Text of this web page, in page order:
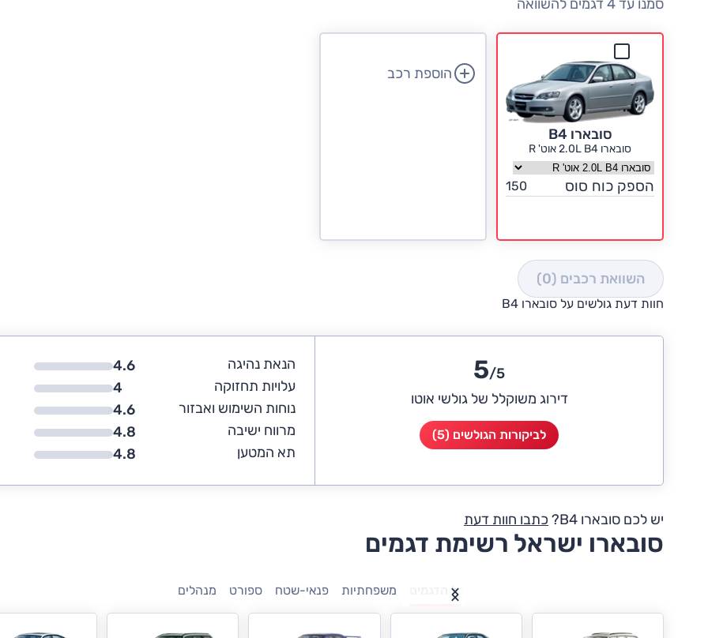
סמנו עד 4 דגמים להשוואה
סובארו B4
סובארו 2.0L B4 אוט' R
בחר גרסה סובארו B4
הספק כוח סוס 150
הוספת רכב
השוואת רכבים (0)
חוות דעת גולשים על סובארו B4
5/5
דירוג משוקלל של גולשי אוטו
לביקורות הגולשים (5)
הנאת נהיגה
4.6
עלויות תחזוקה
4
נוחות השימוש ואבזור
4.6
מרווח ישיבה
4.8
תא המטען
4.8
יש לכם סובארו B4? כתבו חוות דעת
סובארו ישראל רשימת דגמים
כל הדגמים משפחתיות פנאי-שטח ספורט מנהלים